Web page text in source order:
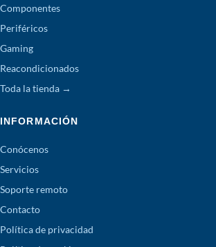
Componentes
Periféricos
Gaming
Reacondicionados
Toda la tienda →
INFORMACIÓN
Conócenos
Servicios
Soporte remoto
Contacto
Política de privacidad